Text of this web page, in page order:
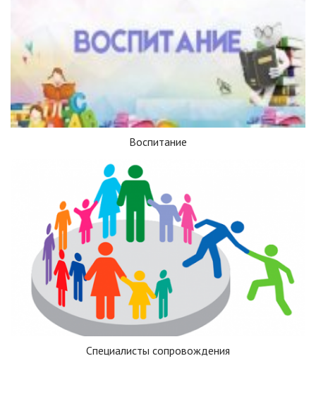
Воспитание
Специалисты сопровождения